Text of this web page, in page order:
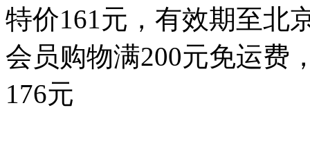
特价161元，有效期至北
会员购物满200元免运费
176元